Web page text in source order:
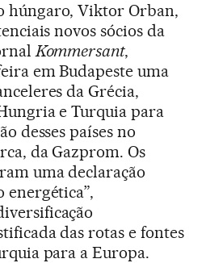
Viktor Orban,
novos sócios da
Kommersant,
em Budapeste uma
da Grécia,
e Turquia para
desses países no
da Gazprom. Os
uma declaração
energética”,
das rotas e fontes
para a Europa.